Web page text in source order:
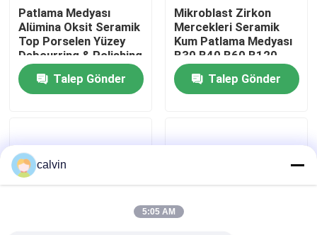
Bize ulaşın
Teklif isteği
Seramik Boncuk Patlatma
Patlama Medyası
Alümina Oksit Seramik
Top Porselen Yüzey
Debourring & Polishing
Grit 36 Özel
Talep Gönder
Mikroblast Zirkon
Mercekleri Seramik
Kum Patlama Medyası
B30 B40 B60 B120
Talep Gönder
calvin
5:05 AM